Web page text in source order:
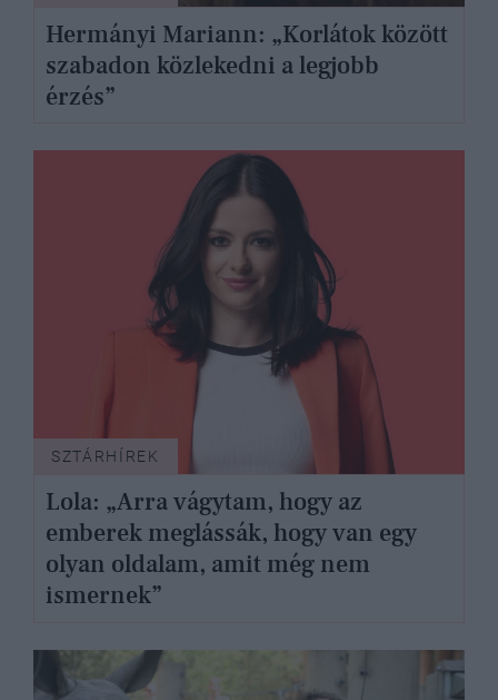
Hermányi Mariann: „Korlátok között
szabadon közlekedni a legjobb
érzés”
SZTÁRHÍREK
Lola: „Arra vágytam, hogy az
emberek meglássák, hogy van egy
olyan oldalam, amit még nem
ismernek”